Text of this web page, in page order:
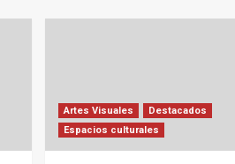
Artes Visuales
Destacados
Espacios culturales